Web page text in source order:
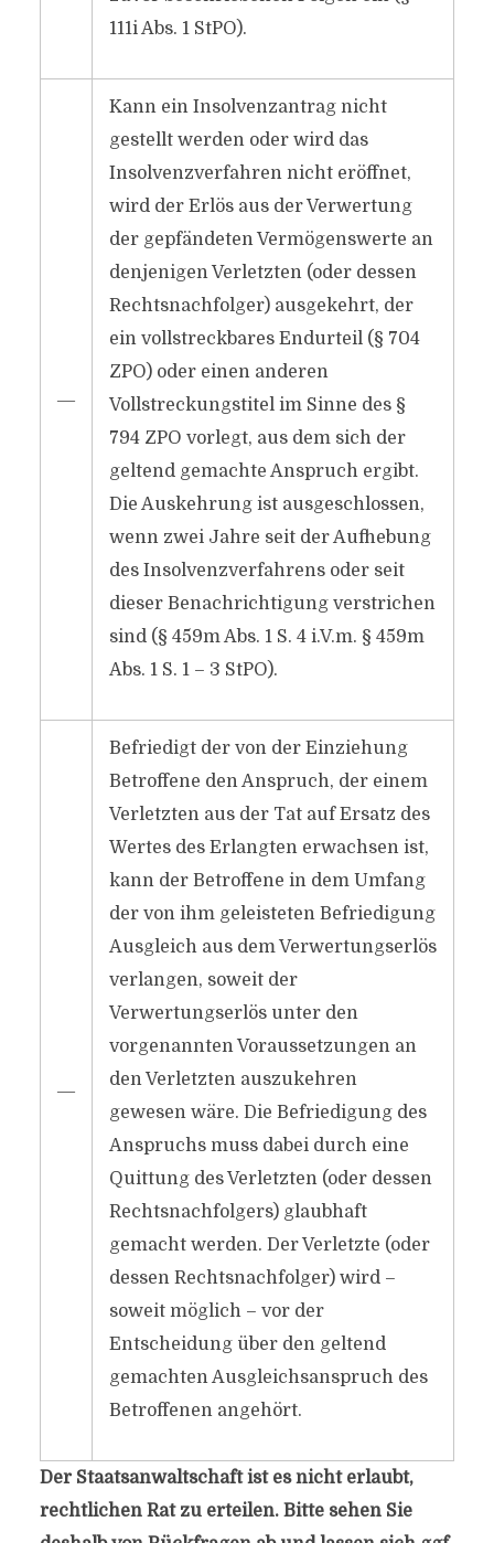
111i Abs. 1 StPO).
―
Kann ein Insolvenzantrag nicht
gestellt werden oder wird das
Insolvenzverfahren nicht eröffnet,
wird der Erlös aus der Verwertung
der gepfändeten Vermögenswerte an
denjenigen Verletzten (oder dessen
Rechtsnachfolger) ausgekehrt, der
ein vollstreckbares Endurteil (§ 704
ZPO) oder einen anderen
Vollstreckungstitel im Sinne des §
794 ZPO vorlegt, aus dem sich der
geltend gemachte Anspruch ergibt.
Die Auskehrung ist ausgeschlossen,
wenn zwei Jahre seit der Aufhebung
des Insolvenzverfahrens oder seit
dieser Benachrichtigung verstrichen
sind (§ 459m Abs. 1 S. 4 i.V.m. § 459m
Abs. 1 S. 1 – 3 StPO).
―
Befriedigt der von der Einziehung
Betroffene den Anspruch, der einem
Verletzten aus der Tat auf Ersatz des
Wertes des Erlangten erwachsen ist,
kann der Betroffene in dem Umfang
der von ihm geleisteten Befriedigung
Ausgleich aus dem Verwertungserlös
verlangen, soweit der
Verwertungserlös unter den
vorgenannten Voraussetzungen an
den Verletzten auszukehren
gewesen wäre. Die Befriedigung des
Anspruchs muss dabei durch eine
Quittung des Verletzten (oder dessen
Rechtsnachfolgers) glaubhaft
gemacht werden. Der Verletzte (oder
dessen Rechtsnachfolger) wird –
soweit möglich – vor der
Entscheidung über den geltend
gemachten Ausgleichsanspruch des
Betroffenen angehört.
Der Staatsanwaltschaft ist es nicht erlaubt,
rechtlichen Rat zu erteilen. Bitte sehen Sie